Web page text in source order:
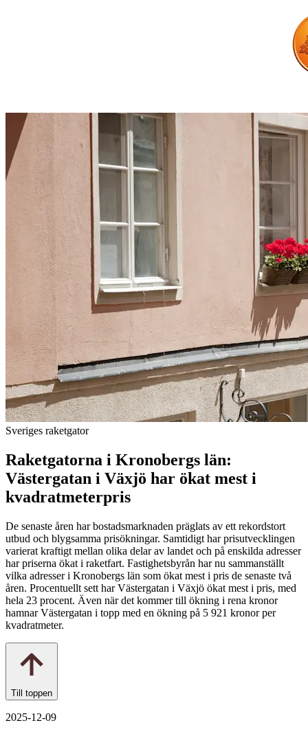
Sveriges raketgator
Raketgatorna i Kronobergs län:
Västergatan i Växjö har ökat mest i
kvadratmeterpris
De senaste åren har bostadsmarknaden präglats av ett rekordstort
utbud och blygsamma prisökningar. Samtidigt har prisutvecklingen
varierat kraftigt mellan olika delar av landet och på enskilda adresser
har priserna ökat i raketfart. Fastighetsbyrån har nu sammanställt
vilka adresser i Kronobergs län som ökat mest i pris de senaste två
åren. Procentuellt sett har Västergatan i Växjö ökat mest i pris, med
hela 23 procent. Även när det kommer till ökning i rena kronor
hamnar Västergatan i topp med en ökning på 5 921 kronor per
kvadratmeter.
Till toppen
2025-12-09